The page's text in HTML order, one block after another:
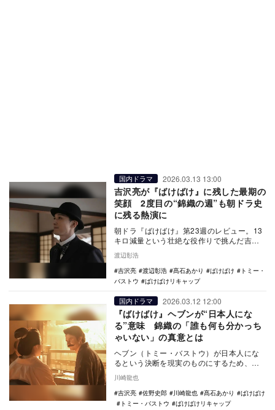
国内ドラマ 2026.03.13 13:00
吉沢亮が『ばけばけ』に残した最期の
笑顔 2度目の“錦織の週”も朝ドラ史
に残る熱演に
朝ドラ『ばけばけ』第23週のレビュー。13
キロ減量という壮絶な役作りで挑んだ吉沢
亮演じる錦織の最期に迫る。親友ヘブンを
奮起させる…
渡辺彰浩
吉沢亮
渡辺彰浩 髙石あかり ばけばけ
トミー・
バストウ
ばけばけリキャップ
国内ドラマ 2026.03.12 12:00
『ばけばけ』ヘブンが“日本人にな
る”意味 錦織の「誰も何も分かっち
ゃいない」の真意とは
ヘブン（トミー・バストウ）が日本人にな
るという決断を現実のものにするため、ト
連続テレビ小…
川崎龍也
吉沢亮
佐野史郎 川崎龍也 髙石あかり
ばけばけ
トミー・バストウ
ばけばけリキャップ